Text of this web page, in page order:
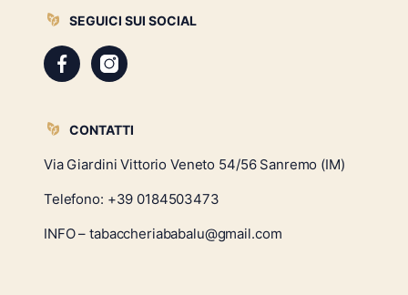
SEGUICI SUI SOCIAL
CONTATTI
Via Giardini Vittorio Veneto 54/56 Sanremo (IM)
Telefono: +39 0184503473
INFO – tabaccheriababalu@gmail.com